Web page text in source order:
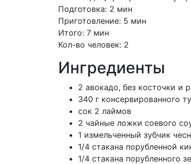
Подготовка: 2 мин
Приготовление: 5 мин
Итого: 7 мин
Кол-во человек: 2
Ингредиенты
2 авокадо, без косточки и
340 г консервированного
сок 2 лаймов
2 чайные ложки соевого
1 измельченный зубчик
1/4 стакана порубленной
1/4 стакана порубленного